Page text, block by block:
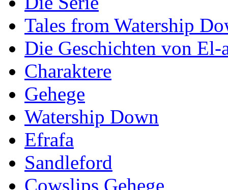
Tales from Watership
Die Geschichten von El-
Charaktere
Gehege
Watership Down
Efrafa
Sandleford
Cowslips Gehege